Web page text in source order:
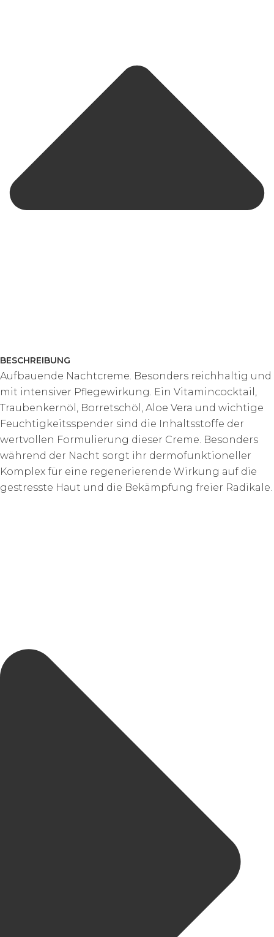
BESCHREIBUNG
Aufbauende Nachtcreme. Besonders reichhaltig und
mit intensiver Pflegewirkung. Ein Vitamincocktail,
Traubenkernöl, Borretschöl, Aloe Vera und wichtige
Feuchtigkeitsspender sind die Inhaltsstoffe der
wertvollen Formulierung dieser Creme. Besonders
während der Nacht sorgt ihr dermofunktioneller
Komplex für eine regenerierende Wirkung auf die
gestresste Haut und die Bekämpfung freier Radikale.